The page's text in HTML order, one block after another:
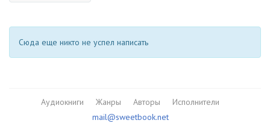
Сюда еще никто не успел написать
Аудиокниги Жанры Авторы
Исполнители
mail@sweetbook.net